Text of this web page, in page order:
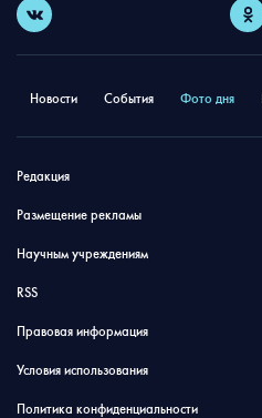
Новости События Фото дня
Редакция
Размещение рекламы
Научным учреждениям
RSS
Правовая информация
Условия использования
Политика конфиденциальности